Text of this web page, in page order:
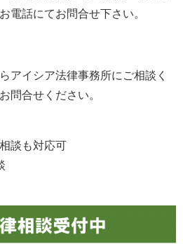
電話にてお問合せ下さい。
アイシア法律事務所にご相談く
問合せください。
談も対応可